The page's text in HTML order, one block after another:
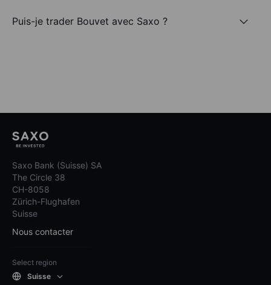
Puis-je trader Bouvet avec Saxo ?
Saxo Bank (Suisse) SA
The Circle 38
CH-8058
Zürich-Flughafen
Suisse
Nous contacter
Select region
Suisse